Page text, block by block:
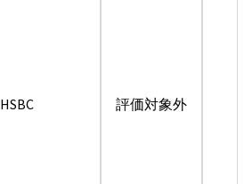
HSBC 評価対象外